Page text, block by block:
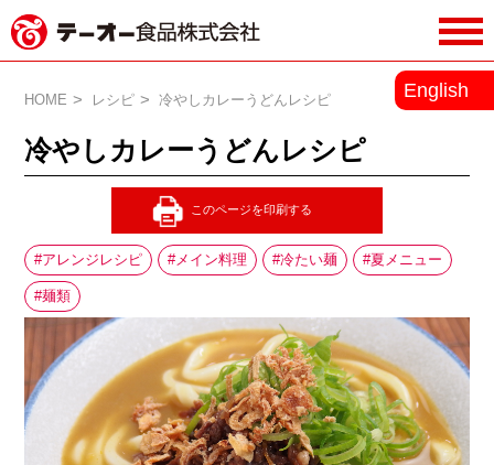
ー食品株式会社
English
HOME レシピ 冷やしカレーうどんレシピ
冷やしカレーうどんレシピ
アレンジレシピ メイン料理 冷たい麺 夏メニュー
麺類